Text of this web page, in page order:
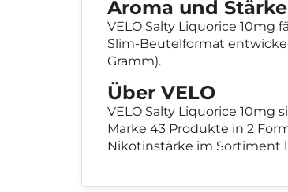
Aroma und Stärke
VELO Salty Liquorice 10mg
Slim-Beutelformat
Gramm).
Über VELO
VELO Salty Liquorice 10mg
Marke 43 Produkte in 2
Nikotinstärke im Sortiment